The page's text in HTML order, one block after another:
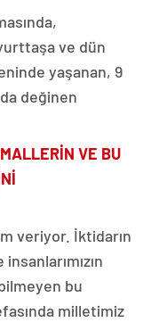
ve dün
yaşanan, 9
değinen
VE BU
veriyor. İktidarın
bu
milletimiz